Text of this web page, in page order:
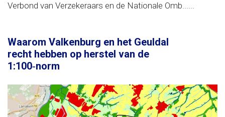
Verbond van Verzekeraars en de Nationale Omb......
Waarom Valkenburg en het Geuldal
recht hebben op herstel van de
1:100‑norm